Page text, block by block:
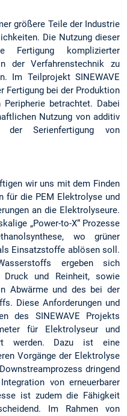
größere Teile der Industrie
Die Nutzung dieser
Fertigung komplizierter
der Verfahrenstechnik zu
Im Teilprojekt SINEWAVE
Fertigung bei der Produktion
betrachtet. Dabei
Nutzung von additiv
der Serienfertigung von
wir uns mit dem Finden
für die PEM Elektrolyse und
an die Elektrolyseure.
„Power-to-X“ Prozesse
wo grüner
Einsatzstoffe ablösen soll.
ergeben sich
Druck und Reinheit, sowie
Abwärme und des bei der
Diese Anforderungen und
des SINEWAVE Projekts
für Elektrolyseur und
werden. Dazu ist eine
Vorgänge der Elektrolyse
dringend
von erneuerbarer
ist zudem die Fähigkeit
Im Rahmen von